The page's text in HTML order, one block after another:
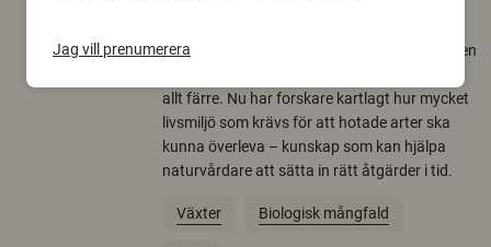
Över tusen arter behöver ekar i sin närhet, men
allt färre. Nu har forskare kartlagt hur mycket
livsmiljö som krävs för att hotade arter ska
kunna överleva – kunskap som kan hjälpa
naturvårdare att sätta in rätt åtgärder i tid.
Växter Biologisk mångfald
Jag vill prenumerera